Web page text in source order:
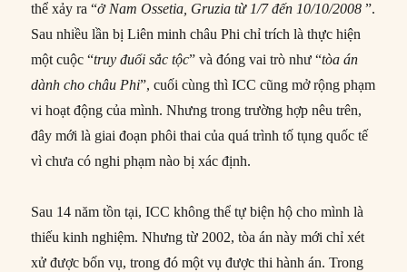
thể xảy ra “ở Nam Ossetia, Gruzia từ 1/7 đến 10/10/2008 ”.
Sau nhiều lần bị Liên minh châu Phi chỉ trích là thực hiện
một cuộc “truy đuổi sắc tộc” và đóng vai trò như “tòa án
dành cho châu Phi”, cuối cùng thì ICC cũng mở rộng phạm
vi hoạt động của mình. Nhưng trong trường hợp nêu trên,
đây mới là giai đoạn phôi thai của quá trình tố tụng quốc tế
vì chưa có nghi phạm nào bị xác định.
Sau 14 năm tồn tại, ICC không thể tự biện hộ cho mình là
thiếu kinh nghiệm. Nhưng từ 2002, tòa án này mới chỉ xét
xử được bốn vụ, trong đó một vụ được thi hành án. Trong